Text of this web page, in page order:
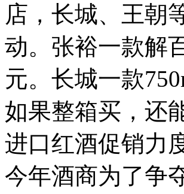
店，长城、王朝
动。张裕一款解
元。长城一款
如果整箱买，还
进口红酒促销力
今年酒商为了争